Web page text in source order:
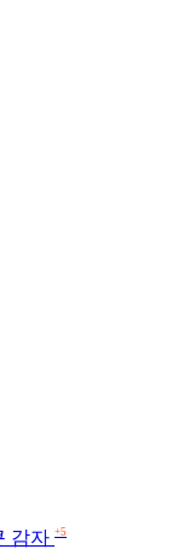
감자 +5